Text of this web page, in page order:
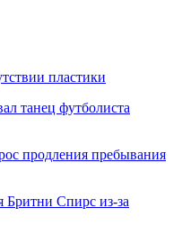
пластики
танец футболиста
продления пребывания
Бритни Спирс из-за